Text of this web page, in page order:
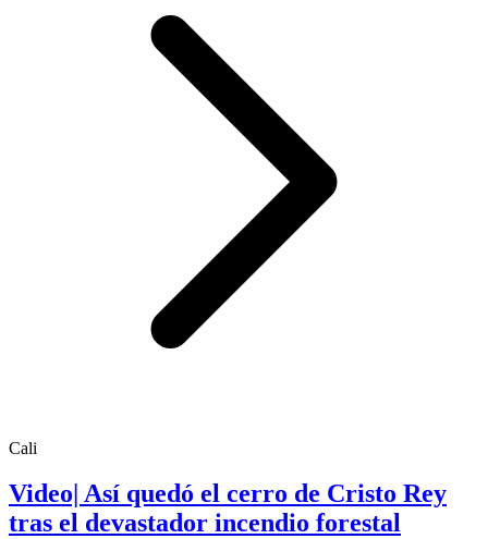
Cali
Video| Así quedó el cerro de Cristo Rey
tras el devastador incendio forestal